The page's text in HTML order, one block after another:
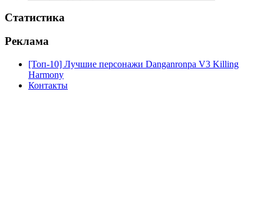
Статистика
Реклама
[Топ-10] Лучшие персонажи Danganronpa V3 Killing
Harmony
Контакты